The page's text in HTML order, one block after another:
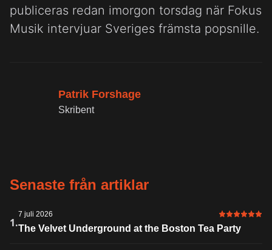
publiceras redan imorgon torsdag när Fokus
Musik intervjuar Sveriges främsta popsnille.
Patrik Forshage
Skribent
Senaste från artiklar
1.
7 juli 2026 6 av 6 i
The Velvet Underground at the Boston Tea Party